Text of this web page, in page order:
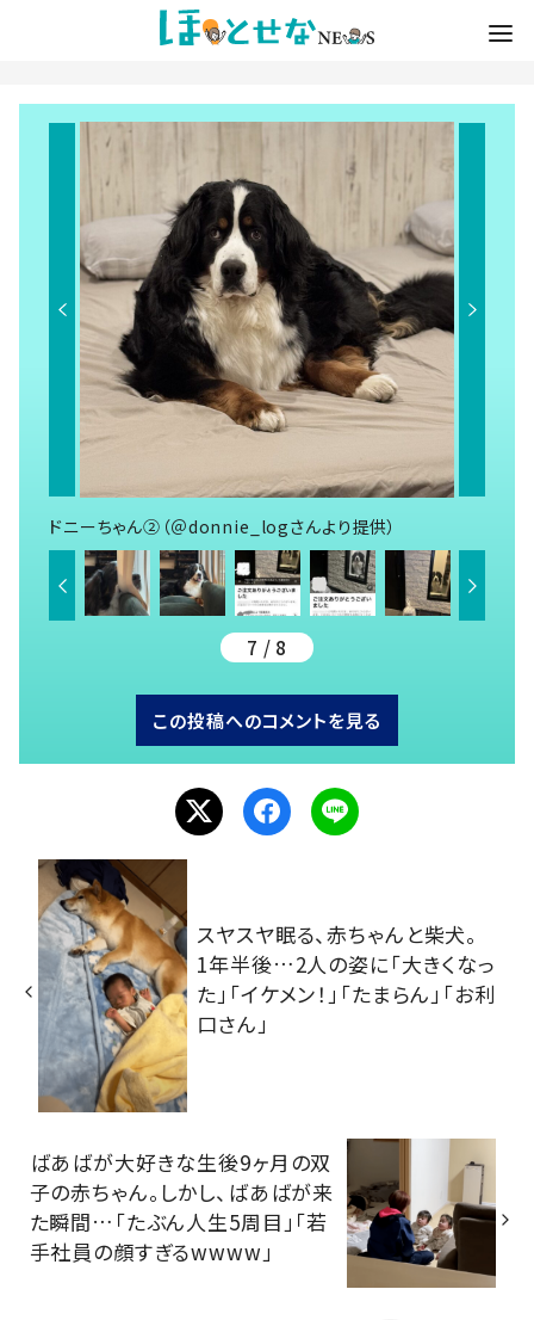
ドニーちゃん②（＠donnie_logさんより提供）
7 / 8
この投稿へのコメントを見る
スヤスヤ眠る、赤ちゃんと柴犬。
1年半後…2人の姿に「大きくなっ
た」「イケメン！」「たまらん」「お利
口さん」
ばあばが大好きな生後9ヶ月の双
子の赤ちゃん。しかし、ばあばが来
た瞬間…「たぶん人生5周目」「若
手社員の顔すぎるwwww」